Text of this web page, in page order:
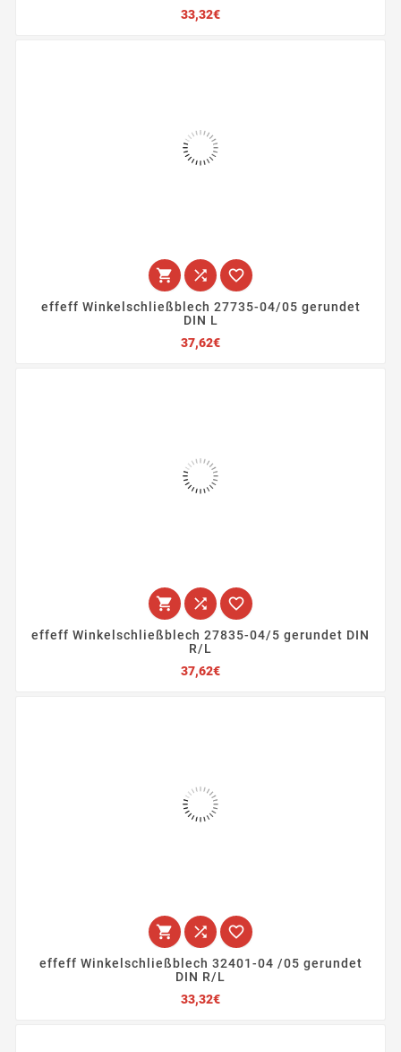
33,32€Preis
  
effeff Winkelschließblech 27735-04/05 gerundet
DIN L
37,62€Preis
  
effeff Winkelschließblech 27835-04/5 gerundet DIN
R/L
37,62€Preis
  
effeff Winkelschließblech 32401-04 /05 gerundet
DIN R/L
33,32€Preis